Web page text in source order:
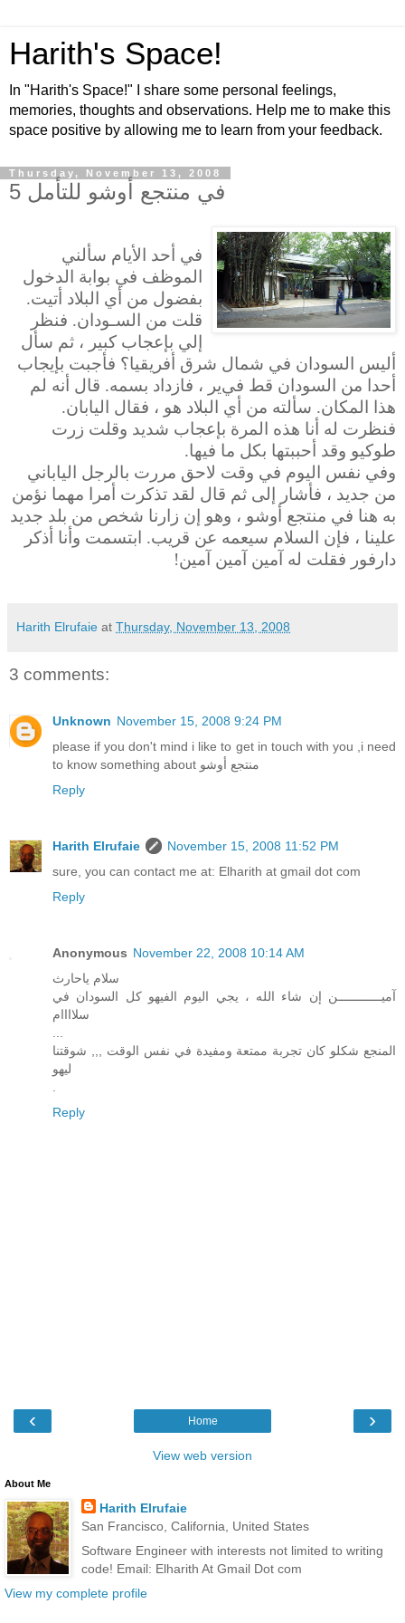
Harith's Space!
In "Harith's Space!" I share some personal feelings,
memories, thoughts and observations. Help me to make this
space positive by allowing me to learn from your feedback.
Thursday, November 13, 2008
في منتجع أوشو للتأمل 5
في أحد الأيام سألني
الموظف في بوابة الدخول
بفضول من أي البلاد أتيت.
قلت من السـودان. فنظر
إلي بإعجاب كبير ، ثم سأل
أليس السودان في شمال شرق أفريقيا؟ فأجبت بإيجاب
، فازداد بسمه. قال أنه لم يرأحدا من السودان قط في
هذا المكان. سألته من أي البلاد هو ، فقال اليابان.
فنظرت له أنا هذه المرة بإعجاب شديد وقلت زرت
طوكيو وقد أحببتها بكل ما فيها.
وفي نفس اليوم في وقت لاحق مررت بالرجل الياباني
من جديد ، فأشار إلى ثم قال لقد تذكرت أمرا مهما نؤمن
به هنا في منتجع أوشو ، وهو إن زارنا شخص من بلد جديد
علينا ، فإن السلام سيعمه عن قريب. ابتسمت وأنا أذكر
دارفور فقلت له آمين آمين آمين!
Harith Elrufaie at Thursday, November 13, 2008
3 comments:
Unknown November 15, 2008 9:24 PM
please if you don't mind i like to get in touch with you ,i need
to know something about منتجع أوشو
Reply
Harith Elrufaie
November 15, 2008 11:52 PM
sure, you can contact me at: Elharith at gmail dot com
Reply
Anonymous November 22, 2008 10:14 AM
سلام ياحارث
آميــــــــــــن إن شاء الله ، يجي اليوم الفيهو كل السودان في
سلاااام
المنجع شكلو كان تجربة ممتعة ومفيدة في نفس الوقت ,,, شوقتنا
ليهو
Reply
‹ ›
Home
View web version
About Me
Harith Elrufaie
San Francisco, California, United States
Software Engineer with interests not limited to writing
code! Email: Elharith At Gmail Dot com
View my complete profile